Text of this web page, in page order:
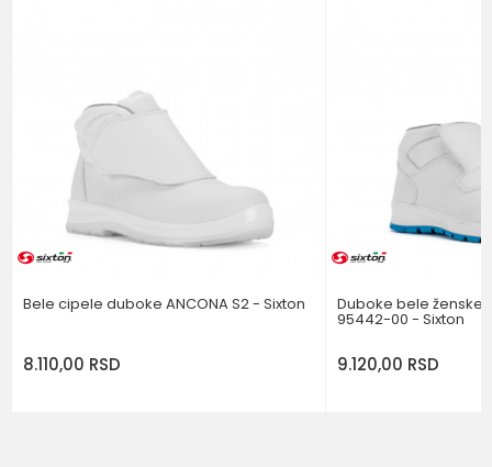
POŠALJI
Bele cipele duboke ANCONA S2 - Sixton
8.110,00 RSD
Duboke bele ženske
95442-00 - Sixton
9.120,00 RSD